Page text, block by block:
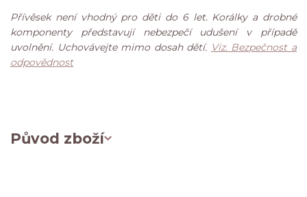
Přívěsek není vhodný pro děti do 6 let. Korálky a drobné
komponenty představují nebezpečí udušení v případě
uvolnění. Uchovávejte mimo dosah dětí. Viz. Bezpečnost a
odpovědnost
Původ zboží